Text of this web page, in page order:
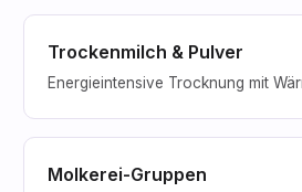
Trockenmilch & Pulver
Energieintensive Trocknung mit
Molkerei-Gruppen